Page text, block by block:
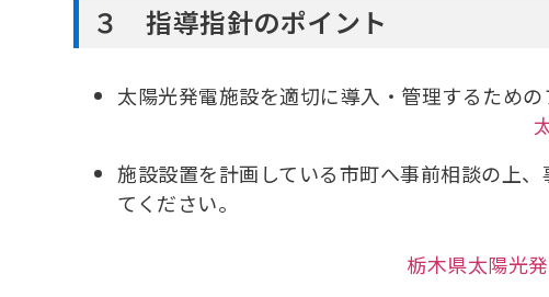
３ 指導指針のポイント
太陽光発電施設を適切に導入・管理するため
施設設置を計画している市町へ事前相談の上
てください。
栃木県太陽光